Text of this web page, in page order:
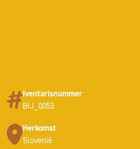
Iventarisnummer
BIJ_0053
Herkomst
Slovenië